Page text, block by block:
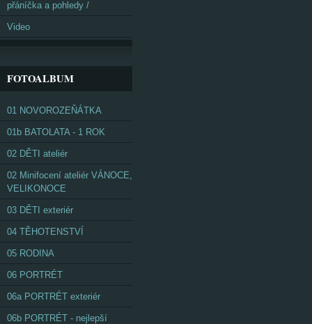
přáníčka a pohledy /
Video
FOTOALBUM
01 NOVOROZEŇÁTKA
01b BATOLATA - 1 ROK
02 DĚTI ateliér
02 Minifocení ateliér VÁNOCE,
VELIKONOCE
03 DĚTI exteriér
04 TĚHOTENSTVÍ
05 RODINA
06 PORTRÉT
06a PORTRÉT exteriér
06b PORTRÉT - nejlepší